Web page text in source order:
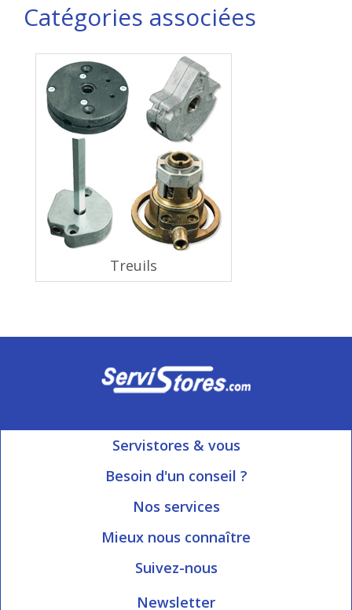
Catégories associées
Treuils
Servistores & vous
Mon compte
Besoin d'un conseil ?
Ouvert du Lundi au Vendredi
Nos services
Informations livraison
Blog Servistores
Plan du site
Mieux nous connaître
Qui sommes-nous?
Suivez-nous
Newsletter